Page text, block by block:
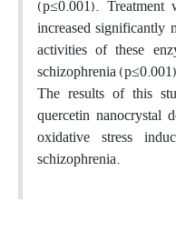
(p≤0.001).
increased significantly
activities of these
schizophrenia
The results of this
quercetin nanocrystal
oxidative stress
schizophrenia.